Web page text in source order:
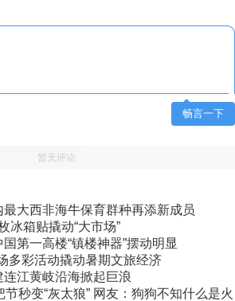
畅言一下
暂无评论
最大西非海牛保育群种再添新成员
冰箱贴撬动“大市场”
第一高楼“镇楼神器”摆动明显
多彩活动撬动暑期文旅经济
连江黄岐沿海掀起巨浪
秒变“灰太狼” 网友：狗狗不知什么是火